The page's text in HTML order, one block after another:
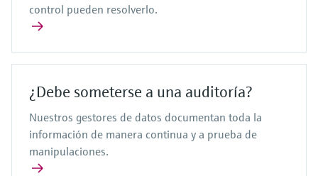
control pueden resolverlo.
¿Debe someterse a una auditoría?
Nuestros gestores de datos documentan toda la
información de manera continua y a prueba de
manipulaciones.